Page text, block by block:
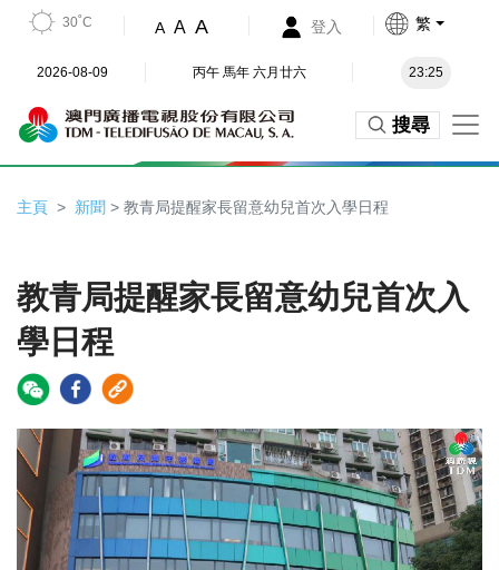
30˚C A A A 登入 繁
2026-08-09 丙午 馬年 六月廿六 23:25
搜尋
主頁 新聞 > 教青局提醒家長留意幼兒首次入學日程
教青局提醒家長留意幼兒首次入
學日程